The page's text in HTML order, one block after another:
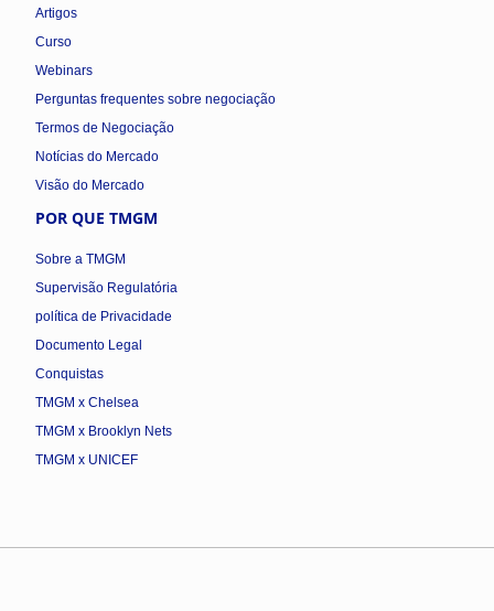
Artigos
Curso
Webinars
Perguntas frequentes sobre negociação
Termos de Negociação
Notícias do Mercado
Visão do Mercado
POR QUE TMGM
Sobre a TMGM
Supervisão Regulatória
política de Privacidade
Documento Legal
Conquistas
TMGM x Chelsea
TMGM x Brooklyn Nets
TMGM x UNICEF